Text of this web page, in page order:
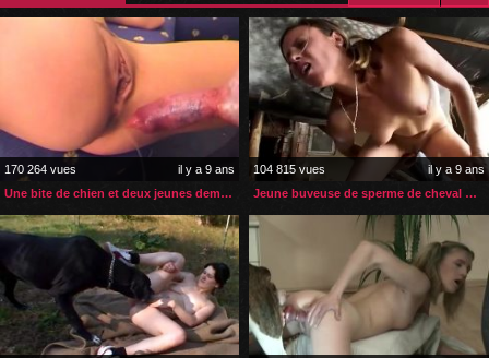
170 264 vues
il y a 9 ans
Une bite de chien et deux jeunes demoiselles
104 815 vues
il y a 9 ans
Jeune buveuse de sperme de cheval débutante